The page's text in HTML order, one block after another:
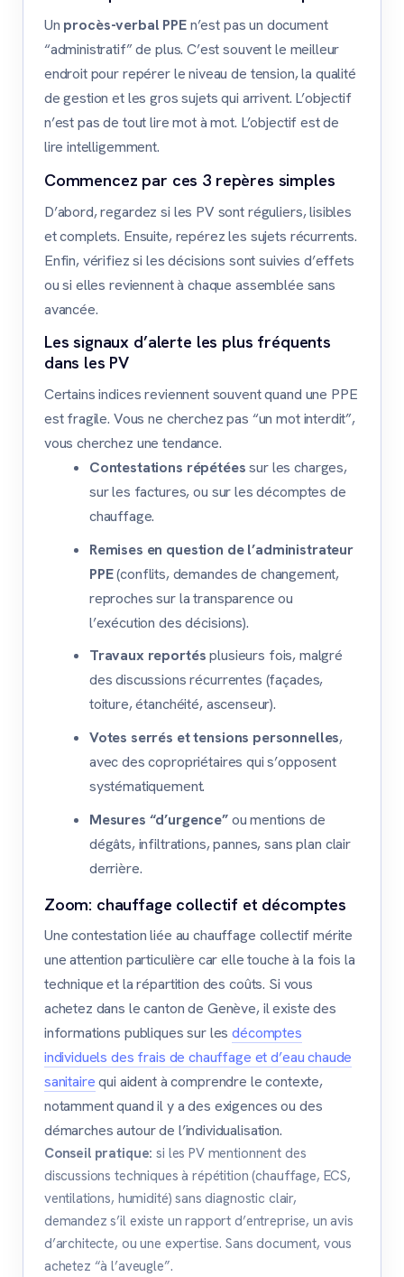
Un procès-verbal PPEn’est pas un document
“administratif” de plus. C’est souvent le meilleur
endroit pour repérer le niveau de tension, la qualité
de gestion et les gros sujets qui arrivent. L’objectif
n’est pas de tout lire mot à mot. L’objectif est de
lire intelligemment.
Commencez par ces 3 repères simples
D’abord, regardez si les PV sont réguliers, lisibles
et complets. Ensuite, repérez les sujets récurrents.
Enfin, vérifiez si les décisions sont suivies d’effets
ou si elles reviennent à chaque assemblée sans
avancée.
Les signaux d’alerte les plus fréquents
dans les PV
Certains indices reviennent souvent quand une PPE
est fragile. Vous ne cherchez pas “un mot interdit”,
vous cherchez une tendance.
Contestations répétéessur les charges,
sur les factures, ou sur les décomptes de
chauffage.
Remises en question de l’administrateur
PPE(conflits, demandes de changement,
reproches sur la transparence ou
l’exécution des décisions).
Travaux reportésplusieurs fois, malgré
des discussions récurrentes (façades,
toiture, étanchéité, ascenseur).
Votes serrés et tensions personnelles,
avec des copropriétaires qui s’opposent
systématiquement.
Mesures “d’urgence”ou mentions de
dégâts, infiltrations, pannes, sans plan clair
derrière.
Zoom: chauffage collectif et décomptes
Une contestation liée au chauffage collectif mérite
une attention particulière car elle touche à la fois la
technique et la répartition des coûts. Si vous
achetez dans le canton de Genève, il existe des
informations publiques sur lesdécomptes
individuels des frais de chauffage et d’eau chaude
sanitairequi aident à comprendre le contexte,
notamment quand il y a des exigences ou des
démarches autour de l’individualisation.
Conseil pratique: si les PV mentionnent des
discussions techniques à répétition (chauffage, ECS,
ventilations, humidité) sans diagnostic clair,
demandez s’il existe un rapport d’entreprise, un avis
d’architecte, ou une expertise. Sans document, vous
achetez “à l’aveugle”.